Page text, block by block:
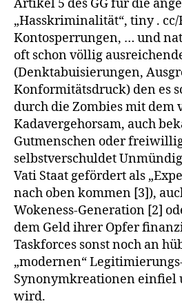
Artikel 5 des GG für die
„Hasskriminalität“, tiny .
Kontosperrungen, … und
oft schon völlig
(Denktabuisierungen,
Konformitätsdruck) den es
durch die Zombies mit dem
Kadavergehorsam, auch
Gutmenschen oder
selbstverschuldet
Vati Staat gefördert als
nach oben kommen [3]),
Wokeness-Generation [2]
dem Geld ihrer Opfer
Taskforces sonst noch an
„modernen“
Synonymkreationen einfiel
wird.